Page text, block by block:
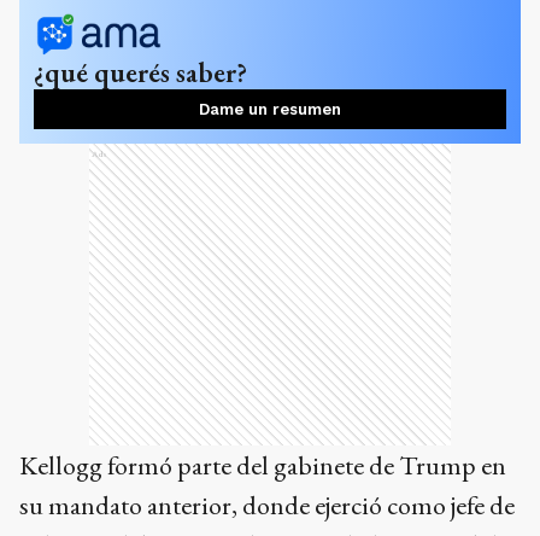
¿qué querés saber?
Dame un resumen
Ads
Kellogg formó parte del gabinete de Trump en
su mandato anterior, donde ejerció como jefe de